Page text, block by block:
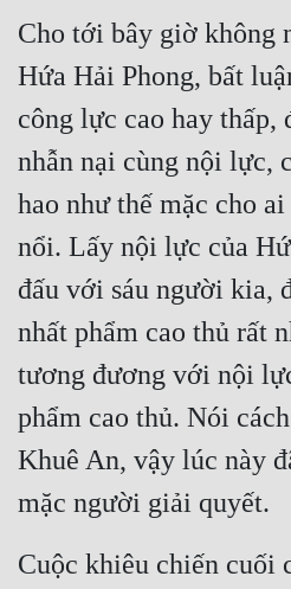
Cho tới bây giờ không
Hứa Hải Phong, bất
công lực cao hay thấp,
nhẫn nại cùng nội lực,
hao như thế mặc cho
nổi. Lấy nội lực của
đấu với sáu người kia,
nhất phẩm cao thủ rất
tương đương với nội
phẩm cao thủ. Nói
Khuê An, vậy lúc này
mặc người giải quyết.
Cuộc khiêu chiến cuối